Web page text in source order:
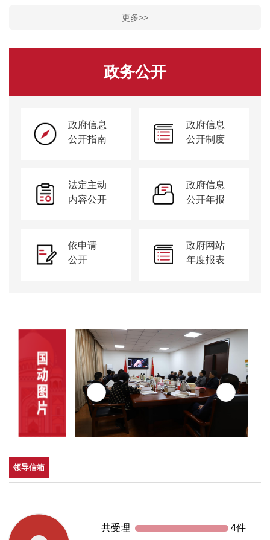
更多>>
政务公开
政府信息
公开指南
政府信息
公开制度
法定主动
内容公开
政府信息
公开年报
依申请
公开
政府网站
年度报表
领导信箱
共受理
4件